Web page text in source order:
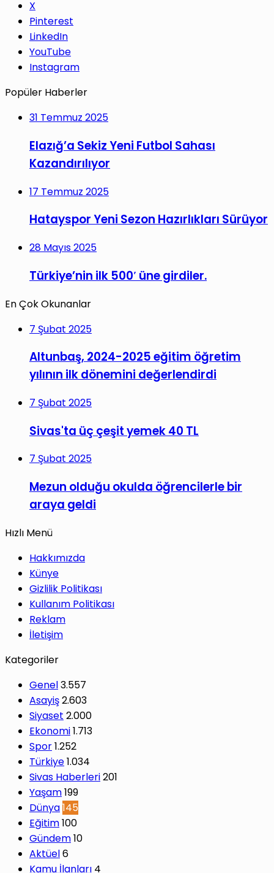
X
Pinterest
LinkedIn
YouTube
Instagram
Popüler Haberler
31 Temmuz 2025
Elazığ’a Sekiz Yeni Futbol Sahası
Kazandırılıyor
17 Temmuz 2025
Hatayspor Yeni Sezon Hazırlıkları Sürüyor
28 Mayıs 2025
Türkiye’nin ilk 500′ üne girdiler.
En Çok Okunanlar
7 Şubat 2025
Altunbaş, 2024-2025 eğitim öğretim
yılının ilk dönemini değerlendirdi
7 Şubat 2025
Sivas'ta üç çeşit yemek 40 TL
7 Şubat 2025
Mezun olduğu okulda öğrencilerle bir
araya geldi
Hızlı Menü
Hakkımızda
Künye
Gizlilik Politikası
Kullanım Politikası
Reklam
İletişim
Kategoriler
Genel3.557
Asayiş2.603
Siyaset 2.000
Ekonomi1.713
Spor1.252
Türkiye1.034
Sivas Haberleri201
Yaşam199
Dünya145
Eğitim100
Gündem10
Aktüel6
Kamu İlanları 4